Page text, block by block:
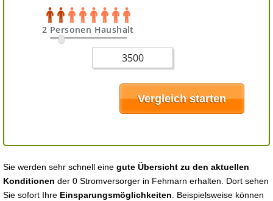
2 Personen Haushalt
Sie werden sehr schnell eine gute Übersicht zu den aktuellen
Konditionen der 0 Stromversorger in Fehmarn erhalten. Dort sehen
Sie sofort Ihre Einsparungsmöglichkeiten . Beispielsweise können